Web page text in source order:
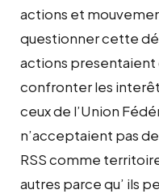
actions et
questionner cette
actions presentaient
confronter les
ceux de l’Union
n’acceptaient pas
RSS comme
autres parce qu’ ils